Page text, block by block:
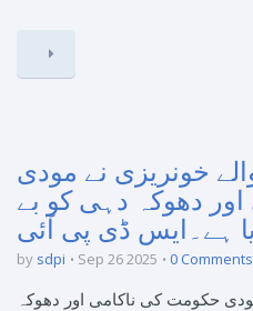
خونریزی نے مودی
دھوکہ دہی کو بے
ہے۔ایس ڈی پی آئی
by sdpi Sep 26 2025 0 Comments
حکومت کی ناکامی اور دھوکہ